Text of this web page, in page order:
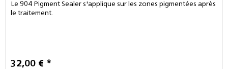
Le 904 Pigment Sealer s'applique sur les zones pigmentées après
le traitement.
32,00 € *